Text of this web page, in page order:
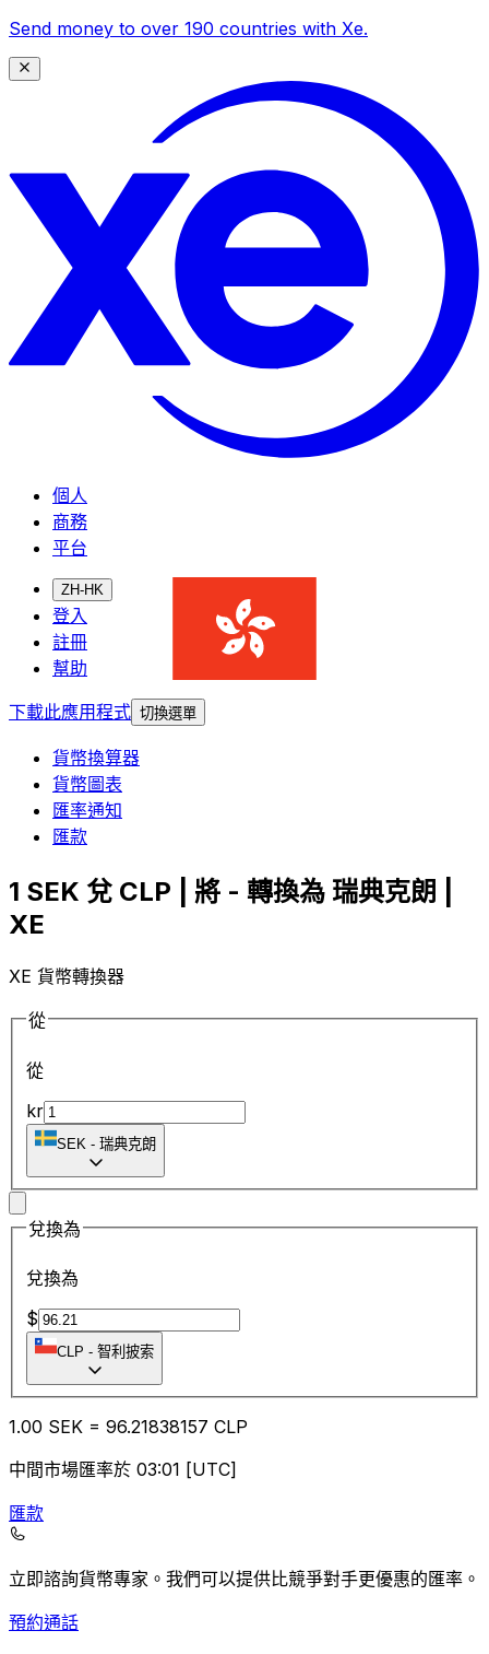
Send money to over 190 countries with Xe.
個人
商務
平台
ZH-HK
登入
註冊
幫助
下載此應用程式 切換選單
貨幣換算器
貨幣圖表
匯率通知
匯款
1 SEK 兌 CLP | 將 - 轉換為 瑞典克朗 |
XE
XE 貨幣轉換器
從
從
kr
SEK - 瑞典克朗
兌換為
兌換為
$
CLP - 智利披索
1.00 SEK = 96.21838157 CLP
中間市場匯率於 03:01 [UTC]
匯款
立即諮詢貨幣專家。 我們可以提供比競爭對手更優惠的匯率。
預約通話